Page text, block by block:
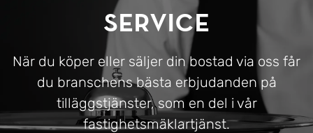
Service
När du köper eller säljer din bostad via oss får
du branschens bästa erbjudanden på
tilläggstjänster, som en del i vår
fastighetsmäklartjänst.